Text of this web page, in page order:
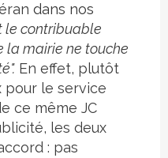
dans nos
le contribuable
la mairie ne touche
En effet, plutôt
pour le service
ce même JC
les deux
: pas